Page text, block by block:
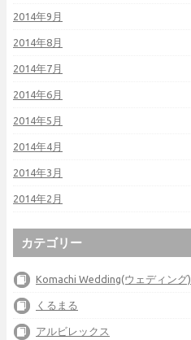
2014年9月
2014年8月
2014年7月
2014年6月
2014年5月
2014年4月
2014年3月
2014年2月
カテゴリー
Komachi Wedding(ウェディング)
くるまる
アルビレックス